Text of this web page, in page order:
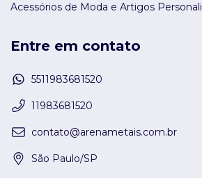
Acessórios de Moda e Artigos
Entre em contato
5511983681520
11983681520
contato@arenametais.com.br
São Paulo/SP